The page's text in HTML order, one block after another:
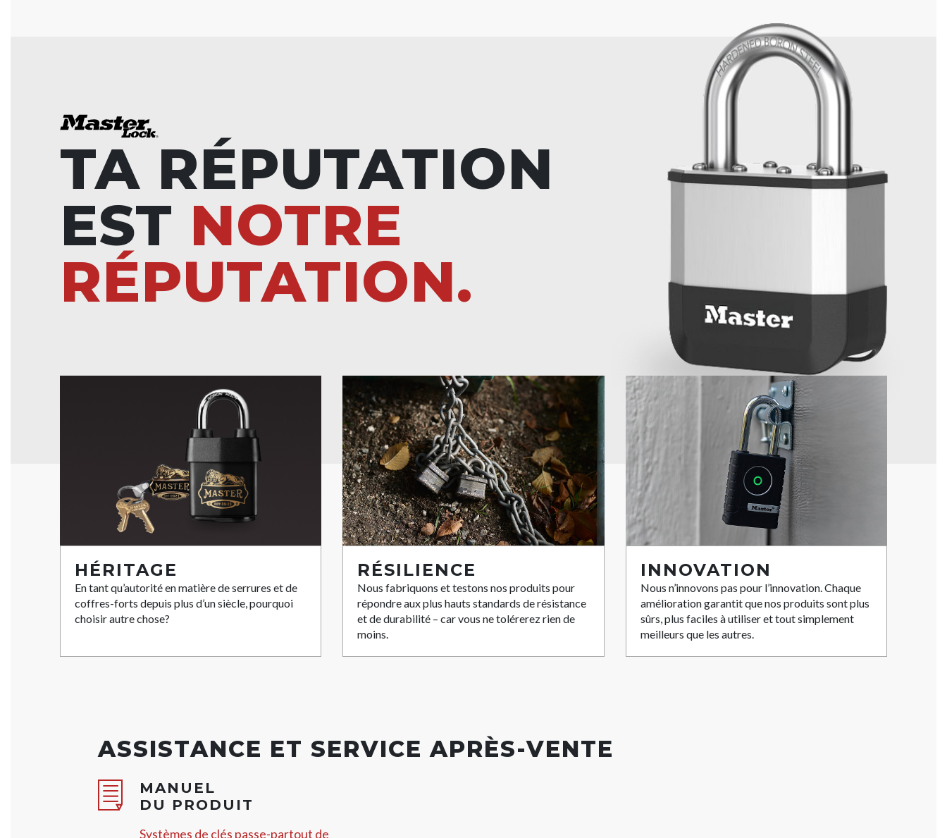
TA RÉPUTATION
EST NOTRE
RÉPUTATION.
HÉRITAGE
En tant qu’autorité en matière de serrures et de
coffres-forts depuis plus d’un siècle, pourquoi
choisir autre chose?
RÉSILIENCE
Nous fabriquons et testons nos produits pour
répondre aux plus hauts standards de résistance
et de durabilité – car vous ne tolérerez rien de
moins.
INNOVATION
Nous n’innovons pas pour l’innovation. Chaque
amélioration garantit que nos produits sont plus
sûrs, plus faciles à utiliser et tout simplement
meilleurs que les autres.
ASSISTANCE ET SERVICE APRÈS-VENTE
MANUEL
DU PRODUIT
Systèmes de clés passe-partout de